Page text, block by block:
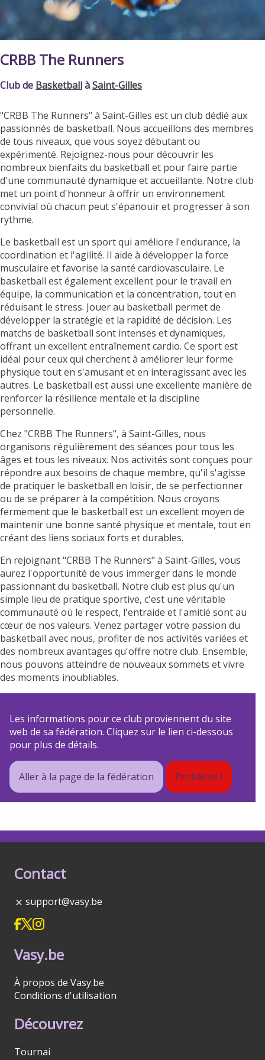
CRBB The Runners
Club de BasketballàSaint-Gilles
"CRBB The Runners" à Saint-Gilles est un club dédié aux
passionnés de basketball. Nous accueillons des membres
de tous niveaux, que vous soyez débutant ou
expérimenté. Rejoignez-nous pour découvrir les
nombreux bienfaits du basketball et pour faire partie
d'une communauté dynamique et accueillante. Notre club
met un point d'honneur à offrir un environnement
convivial où chacun peut s'épanouir et progresser à son
rythme.
Le basketball est un sport qui améliore l'endurance, la
coordination et l'agilité. Il aide à développer la force
musculaire et favorise la santé cardiovasculaire. Le
basketball est également excellent pour le travail en
équipe, la communication et la concentration, tout en
réduisant le stress. Jouer au basketball permet de
développer la stratégie et la rapidité de décision. Les
matchs de basketball sont intenses et dynamiques,
offrant un excellent entraînement cardio. Ce sport est
idéal pour ceux qui cherchent à améliorer leur forme
physique tout en s'amusant et en interagissant avec les
autres. Le basketball est aussi une excellente manière de
renforcer la résilience mentale et la discipline
personnelle.
Chez "CRBB The Runners", à Saint-Gilles, nous
organisons régulièrement des séances pour tous les
âges et tous les niveaux. Nos activités sont conçues pour
répondre aux besoins de chaque membre, qu'il s'agisse
de pratiquer le basketball en loisir, de se perfectionner
ou de se préparer à la compétition. Nous croyons
fermement que le basketball est un excellent moyen de
maintenir une bonne santé physique et mentale, tout en
créant des liens sociaux forts et durables.
En rejoignant "CRBB The Runners" à Saint-Gilles, vous
aurez l'opportunité de vous immerger dans le monde
passionnant du basketball. Notre club est plus qu'un
simple lieu de pratique sportive, c'est une véritable
communauté où le respect, l'entraide et l'amitié sont au
cœur de nos valeurs. Venez partager votre passion du
basketball avec nous, profiter de nos activités variées et
des nombreux avantages qu'offre notre club. Ensemble,
nous pouvons atteindre de nouveaux sommets et vivre
des moments inoubliables.
Les informations pour ce club proviennent du site
web de sa fédération. Cliquez sur le lien ci-dessous
pour plus de détails.
Aller à la page de la fédération Problème !
Contact
support@vasy.be
Vasy.be
À propos de Vasy.be
Conditions d'utilisation
Découvrez
Tournai